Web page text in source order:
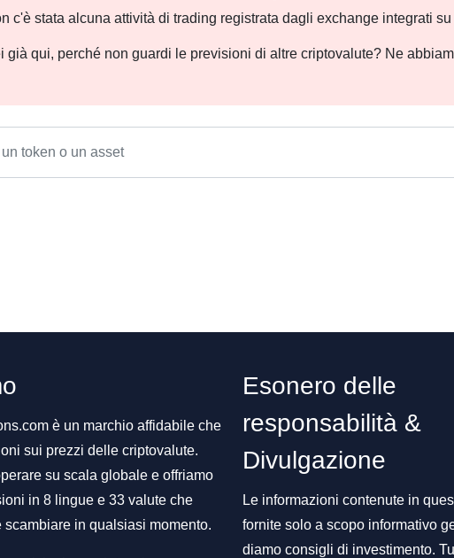
c'è stata alcuna attività di trading registrata dagli exchange integrati
già qui, perché non guardi le previsioni di altre criptovalute? Ne
è un marchio affidabile che
sui prezzi delle criptovalute.
su scala globale e offriamo
in 8 lingue e 33 valute che
scambiare in qualsiasi momento.
Esonero delle
responsabilità &
Divulgazione
Le informazioni contenute in
fornite solo a scopo informativo
diamo consigli di investimento.